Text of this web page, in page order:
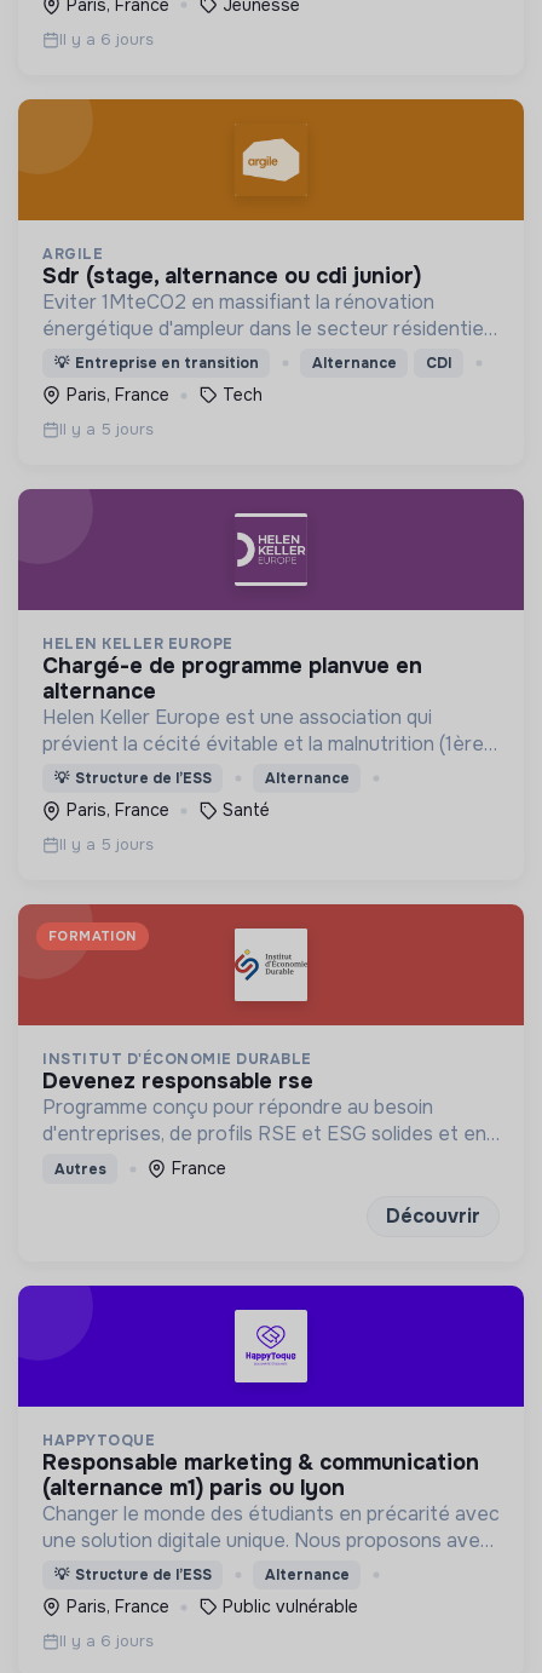
Paris, France Jeunesse
Il y a 6 jours
ARGILE
sdr (stage, alternance ou cdi junior)
Eviter 1MteCO2 en massifiant la rénovation
énergétique d'ampleur dans le secteur résidentiel,
grâce à l'IA
💡 Entreprise en transition Alternance CDI
Paris, France Tech
Il y a 5 jours
HELEN KELLER EUROPE
chargé-e de programme planvue en
alternance
Helen Keller Europe est une association qui
prévient la cécité évitable et la malnutrition (1ère
cause de cécité chez les enfants de moins de 5
ans) en Afrique, en Asie et en France.
💡 Structure de l’ESS Alternance
Paris, France Santé
Il y a 5 jours
FORMATION
INSTITUT D'ÉCONOMIE DURABLE
devenez responsable rse
Programme conçu pour répondre au besoin
d'entreprises, de profils RSE et ESG solides et en
pleine maîtrise des fondamentaux financiers, data
Autres France
Découvrir
HAPPYTOQUE
responsable marketing & communication
(alternance m1) paris ou lyon
Changer le monde des étudiants en précarité avec
une solution digitale unique. Nous proposons avec
notre application, des paniers alimentaires, des
repas ASSIS chauds et des places culture.
💡 Structure de l’ESS Alternance
Paris, France Public vulnérable
Il y a 6 jours